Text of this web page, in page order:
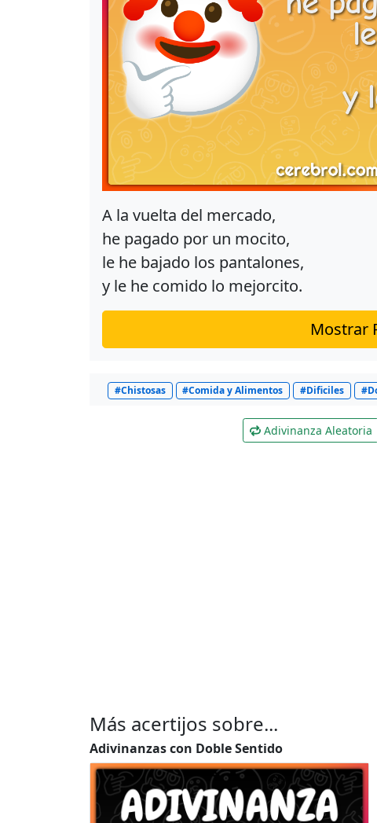
A la vuelta del mercado,
he pagado por un mocito,
le he bajado los pantalones,
y le he comido lo mejorcito.
Mostrar
#Chistosas #Comida y Alimentos #Dificiles
Adivinanza Aleatoria
Más acertijos sobre...
Adivinanzas con Doble Sentido